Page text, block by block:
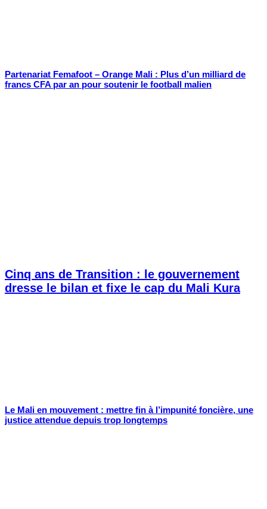
Partenariat Femafoot – Orange Mali : Plus d’un milliard de
francs CFA par an pour soutenir le football malien
Cinq ans de Transition : le gouvernement
dresse le bilan et fixe le cap du Mali Kura
Le Mali en mouvement : mettre fin à l’impunité foncière, une
justice attendue depuis trop longtemps